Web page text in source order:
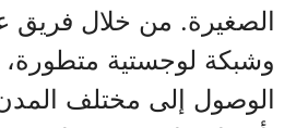
الصغيرة. من خلال
وشبكة لوجستية متطورة،
الوصول إلى مختلف المدن